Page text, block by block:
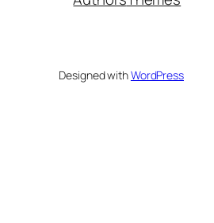
Designed withWordPress